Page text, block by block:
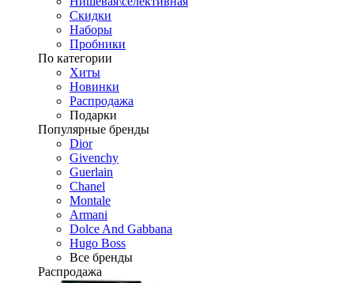
Скидки
Наборы
Пробники
По категории
Хиты
Новинки
Распродажа
Подарки
Популярные бренды
Dior
Givenchy
Guerlain
Chanel
Montale
Armani
Dolce And Gabbana
Hugo Boss
Все бренды
Распродажа